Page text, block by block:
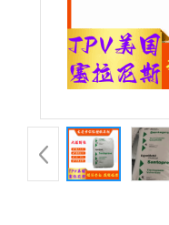
品
展